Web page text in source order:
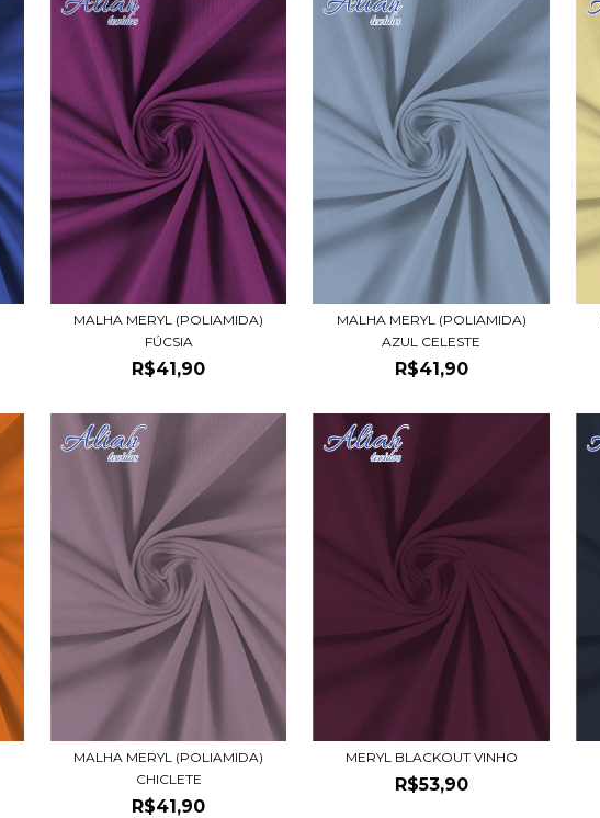
MALHA MERYL (POLIAMIDA)
FÚCSIA
R$41,90
MALHA MERYL (POLIAMIDA)
AZUL CELESTE
R$41,90
MALHA MERYL (POLIAMIDA)
CHICLETE
R$41,90
MERYL BLACKOUT VINHO
R$53,90